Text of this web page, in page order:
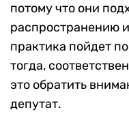
потому что они
распространению
практика пойдет
тогда,
это обратить
депутат.